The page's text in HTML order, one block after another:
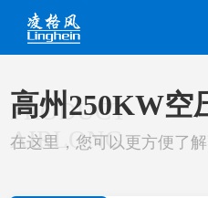
PRODUCT
AIRLONG
高州250KW空
在这里，您可以更方便了